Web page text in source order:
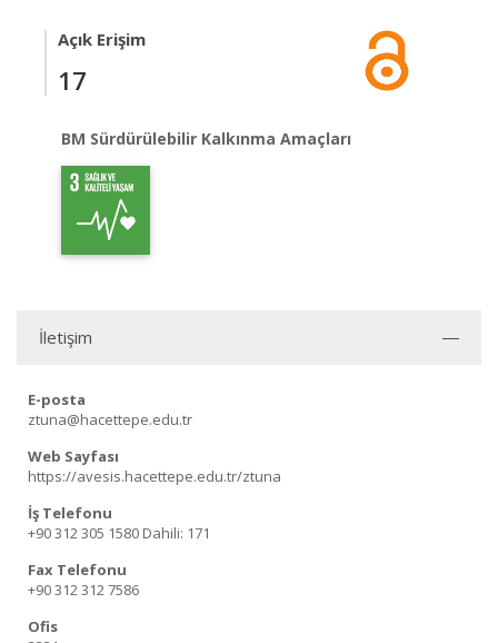
Açık Erişim
17
BM Sürdürülebilir Kalkınma Amaçları
İletişim
E-posta
ztuna@hacettepe.edu.tr
Web Sayfası
https://avesis.hacettepe.edu.tr/ztuna
İş Telefonu
+90 312 305 1580 Dahili: 171
Fax Telefonu
+90 312 312 7586
Ofis